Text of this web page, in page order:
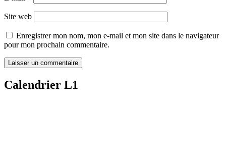
Site web
Enregistrer mon nom, mon e-mail et mon site dans le navigateur
pour mon prochain commentaire.
Calendrier L1